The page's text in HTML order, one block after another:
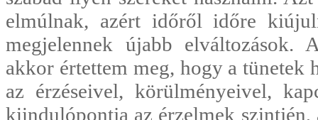
elmúlnak, azért időről időre
megjelennek újabb elváltozások.
akkor értettem meg, hogy a tünetek
az érzéseivel, körülményeivel,
kiindulópontja az érzelmek szintjén,